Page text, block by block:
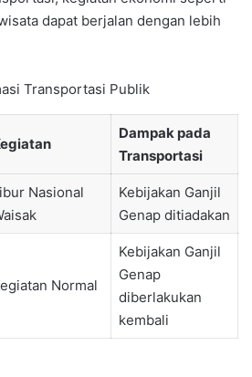
dapat berjalan dengan lebih
Dampak pada
Transportasi
Nasional
Kebijakan Ganjil
Genap ditiadakan
Normal
Kebijakan Ganjil
Genap
diberlakukan
kembali